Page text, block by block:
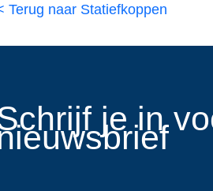
Terug naar Statiefkoppen
je in